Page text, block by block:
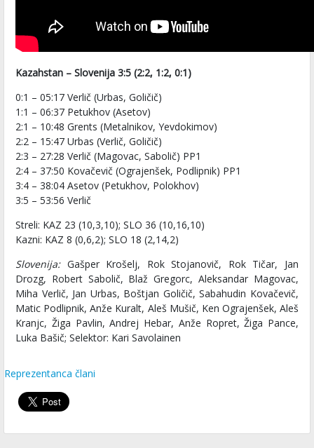
Kazahstan – Slovenija 3:5 (2:2, 1:2, 0:1)
0:1 – 05:17 Verlič (Urbas, Goličič)
1:1 – 06:37 Petukhov (Asetov)
2:1 – 10:48 Grents (Metalnikov, Yevdokimov)
2:2 – 15:47 Urbas (Verlič, Goličič)
2:3 – 27:28 Verlič (Magovac, Sabolič) PP1
2:4 – 37:50 Kovačevič (Ograjenšek, Podlipnik) PP1
3:4 – 38:04 Asetov (Petukhov, Polokhov)
3:5 – 53:56 Verlič
Streli: KAZ 23 (10,3,10); SLO 36 (10,16,10)
Kazni: KAZ 8 (0,6,2); SLO 18 (2,14,2)
Slovenija:Gašper Krošelj, Rok Stojanovič, Rok Tičar, Jan
Drozg, Robert Sabolič, Blaž Gregorc, Aleksandar Magovac,
Miha Verlič, Jan Urbas, Boštjan Goličič, Sabahudin Kovačevič,
Matic Podlipnik, Anže Kuralt, Aleš Mušič, Ken Ograjenšek, Aleš
Kranjc, Žiga Pavlin, Andrej Hebar, Anže Ropret, Žiga Pance,
Luka Bašič; Selektor: Kari Savolainen
Reprezentanca člani